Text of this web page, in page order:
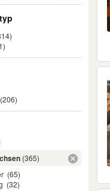
(206)
(365)
(65)
(32)